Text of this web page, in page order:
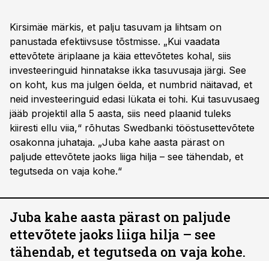
Kirsimäe märkis, et palju tasuvam ja lihtsam on
panustada efektiivsuse tõstmisse. „Kui vaadata
ettevõtete äriplaane ja käia ettevõtetes kohal, siis
investeeringuid hinnatakse ikka tasuvusaja järgi. See
on koht, kus ma julgen öelda, et numbrid näitavad, et
neid investeeringuid edasi lükata ei tohi. Kui tasuvusaeg
jääb projektil alla 5 aasta, siis need plaanid tuleks
kiiresti ellu viia,“ rõhutas Swedbanki tööstusettevõtete
osakonna juhataja. „Juba kahe aasta pärast on
paljude ettevõtete jaoks liiga hilja – see tähendab, et
tegutseda on vaja kohe.“
Juba kahe aasta pärast on paljude
ettevõtete jaoks liiga hilja – see
tähendab, et tegutseda on vaja kohe.